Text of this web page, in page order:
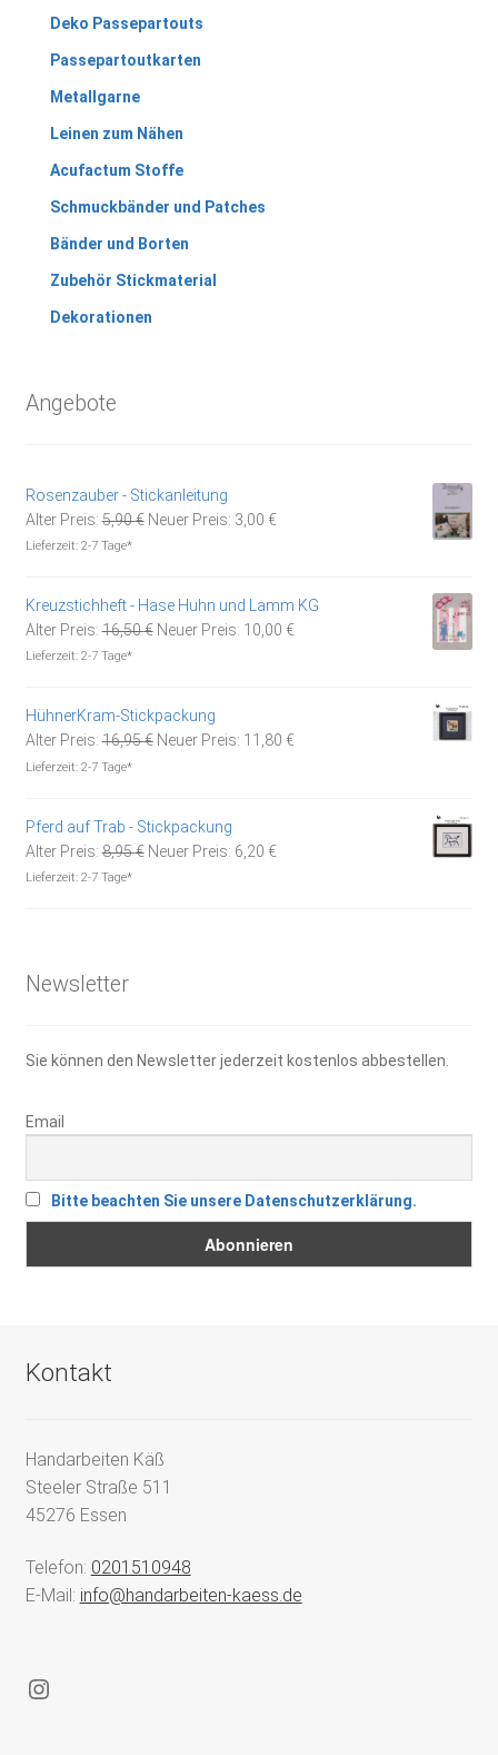
Deko Passepartouts
Passepartoutkarten
Metallgarne
Leinen zum Nähen
Acufactum Stoffe
Schmuckbänder und Patches
Bänder und Borten
Zubehör Stickmaterial
Dekorationen
Angebote
Rosenzauber - Stickanleitung
Alter Preis: 5,90€ Ursprünglicher
Neuer Preis: 3,00 €Aktueller
Lieferzeit: 2-7 Tage*
Kreuzstichheft - Hase Huhn und Lamm KG
Alter Preis: 16,50€ Ursprünglicher
Neuer Preis: 10,00 €Aktueller
Lieferzeit: 2-7 Tage*
HühnerKram-Stickpackung
Alter Preis: 16,95€ Ursprünglicher
Neuer Preis: 11,80 €Aktueller
Lieferzeit: 2-7 Tage*
Pferd auf Trab - Stickpackung
Alter Preis: 8,95€ Ursprünglicher
Neuer Preis: 6,20 €Aktueller
Lieferzeit: 2-7 Tage*
Newsletter
Sie können den Newsletter jederzeit kostenlos abbestellen.
Email
Bitte beachten Sie unsere Datenschutzerklärung.
Kontakt
Handarbeiten Käß
Steeler Straße 511
45276 Essen
Telefon: 0201510948
E-Mail: info@handarbeiten-kaess.de
Instagram